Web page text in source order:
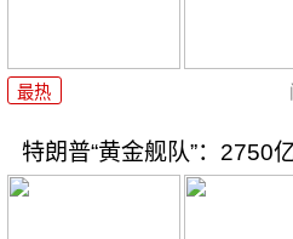
最热
特朗普“黄金舰队”：2750